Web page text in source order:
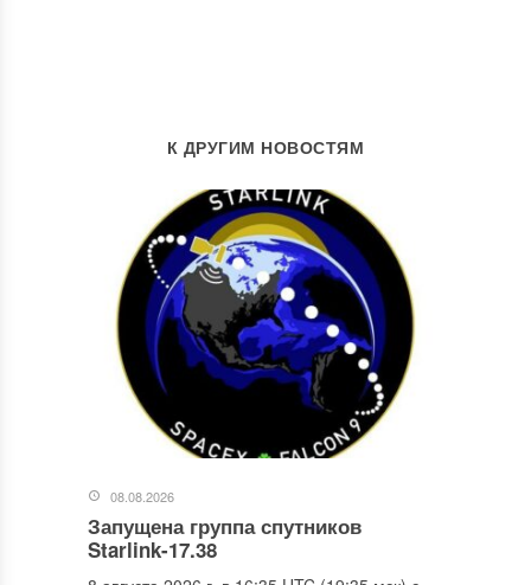
К ДРУГИМ НОВОСТЯМ
08.08.2026
Запущена группа спутников
Starlink-17.38